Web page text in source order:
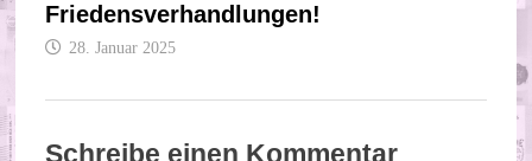
Friedensverhandlungen!
28. Januar 2025
Schreibe einen Kommentar